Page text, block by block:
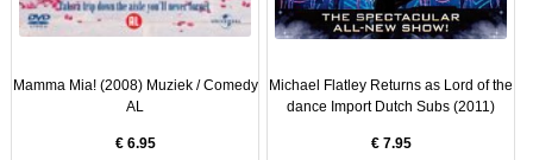
Mamma Mia! (2008) Muziek / Comedy
AL
€ 6.95
Michael Flatley Returns as Lord of the
dance Import Dutch Subs (2011)
€ 7.95